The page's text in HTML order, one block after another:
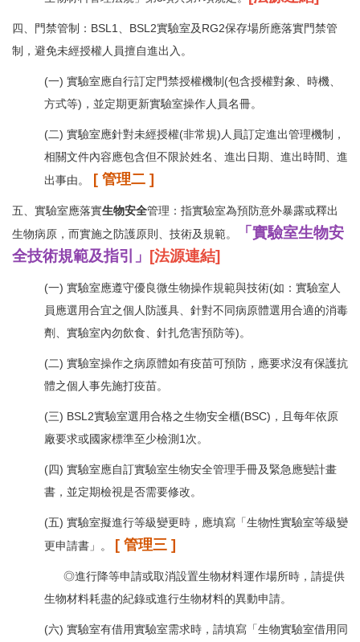
四、門禁管制：BSL1、BSL2實驗室及RG2保存場所應落實門禁管
制，避免未經授權人員擅自進出入。
(一) 實驗室應自行訂定門禁授權機制(包含授權對象、時機、
方式等)，並定期更新實驗室操作人員名冊。
(二) 實驗室應針對未經授權(非常規)人員訂定進出管理機制，
相關文件內容應包含但不限於姓名、進出日期、進出時間、進
出事由。
[ 管理二 ]
五、實驗室應落實生物安全管理：指實驗室為預防意外暴露或釋出
生物病原，而實施之防護原則、技術及規範。
「實驗室生物安
全技術規範及指引」 [法源連結]
(一) 實驗室應遵守優良微生物操作規範與技術(如：實驗室人
員應選用合宜之個人防護具、針對不同病原體選用合適的消毒
劑、實驗室內勿飲食、針扎危害預防等)。
(二) 實驗室操作之病原體如有疫苗可預防，應要求沒有保護抗
體之個人事先施打疫苗。
(三) BSL2實驗室選用合格之生物安全櫃(BSC)，且每年依原
廠要求或國家標準至少檢測1次。
(四) 實驗室應自訂實驗室生物安全管理手冊及緊急應變計畫
書，並定期檢視是否需要修改。
(五) 實驗室擬進行等級變更時，應填寫「生物性實驗室等級變
更申請書」。 [ 管理三 ]
◎進行降等申請或取消設置生物材料運作場所時，請提供
生物材料耗盡的紀錄或進行生物材料的異動申請。
(六) 實驗室有借用實驗室需求時，請填寫「生物實驗室借用同